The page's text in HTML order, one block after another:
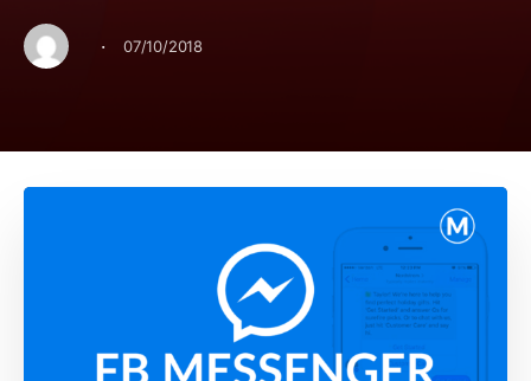
· 07/10/2018